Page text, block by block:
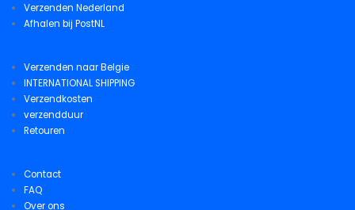
Verzenden Nederland
Afhalen bij PostNL
Verzenden naar Belgie
INTERNATIONAL SHIPPING
Verzendkosten
verzendduur
Retouren
Contact
FAQ
Over ons